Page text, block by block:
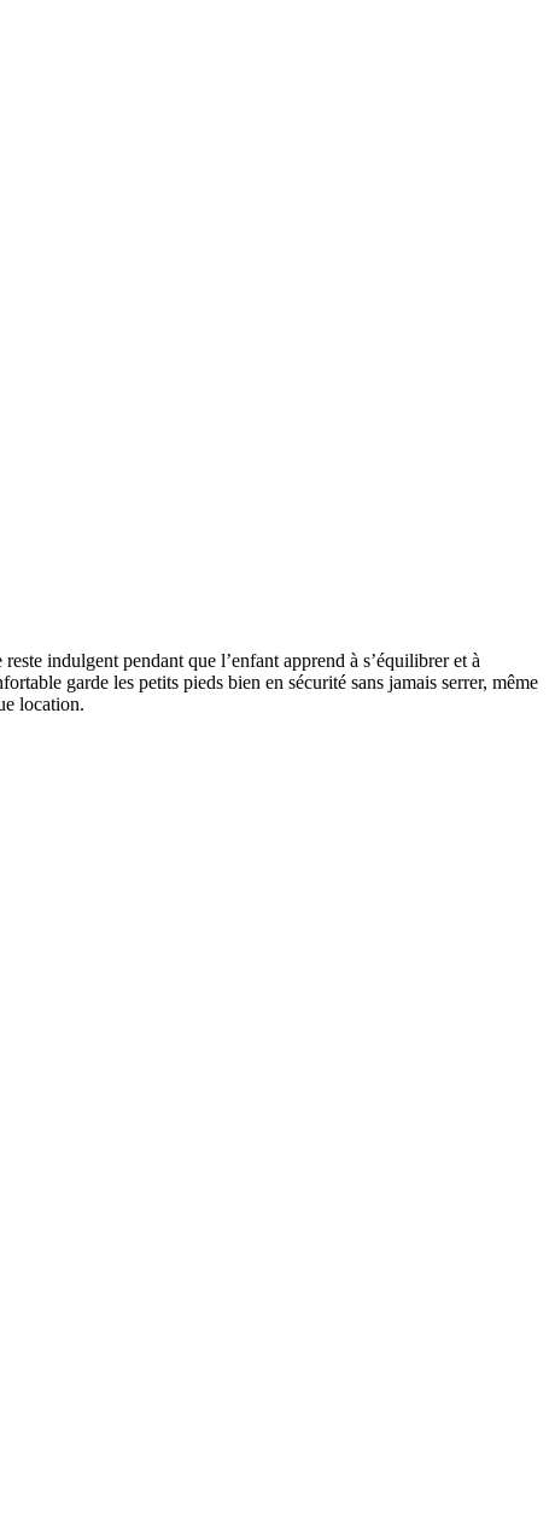
indulgent pendant que l’enfant apprend à s’équilibrer et à
garde les petits pieds bien en sécurité sans jamais serrer, même
location.